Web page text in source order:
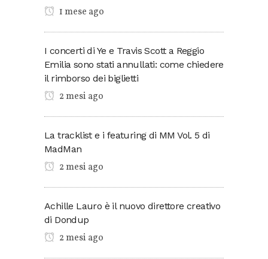
1 mese ago
I concerti di Ye e Travis Scott a Reggio
Emilia sono stati annullati: come chiedere
il rimborso dei biglietti
2 mesi ago
La tracklist e i featuring di MM Vol. 5 di
MadMan
2 mesi ago
Achille Lauro è il nuovo direttore creativo
di Dondup
2 mesi ago